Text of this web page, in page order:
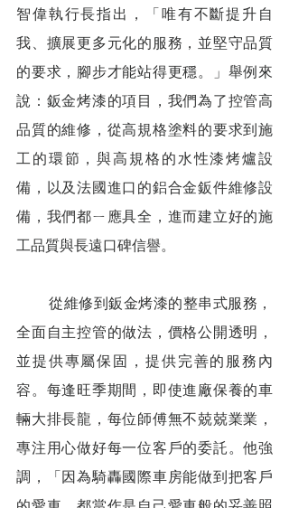
智偉執行長指出，「唯有不斷提升自
我、擴展更多元化的服務，並堅守品質
的要求，腳步才能站得更穩。」舉例來
說：鈑金烤漆的項目，我們為了控管高
品質的維修，從高規格塗料的要求到施
工的環節，與高規格的水性漆烤爐設
備，以及法國進口的鋁合金鈑件維修設
備，我們都ㄧ應具全，進而建立好的施
工品質與長遠口碑信譽。
        從維修到鈑金烤漆的整串式服務，
全面自主控管的做法，價格公開透明，
並提供專屬保固，提供完善的服務內
容。每逢旺季期間，即使進廠保養的車
輛大排長龍，每位師傅無不兢兢業業，
專注用心做好每一位客戶的委託。他強
調，「因為騎轟國際車房能做到把客戶